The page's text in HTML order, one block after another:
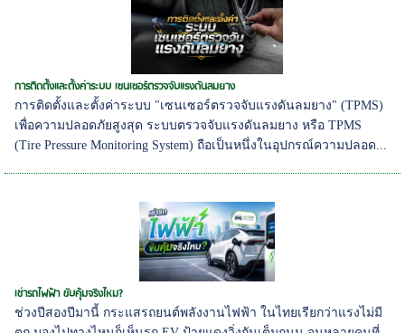
การติดตั้งและตั้งค่าระบบ เซนเซอร์ตรวจจับแรงดันลมยาง
การติดตั้งและตั้งค่าระบบ "เซนเซอร์ตรวจจับแรงดันลมยาง" (TPMS)
เพื่อความปลอดภัยสูงสุด ระบบตรวจจับแรงดันลมยาง หรือ TPMS
(Tire Pressure Monitoring System) ถือเป็นหนึ่งในอุปกรณ์ความปลอด...
เช่ารถไฟฟ้า ขับคุ้มจริงไหม?
ช่วงปีสองปีมานี้ กระแสรถยนต์พลังงานไฟฟ้า ในไทยเรียกว่าแรงไม่มี